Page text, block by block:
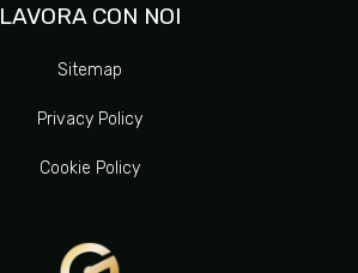
LAVORA CON NOI
Sitemap
Privacy Policy
Cookie Policy